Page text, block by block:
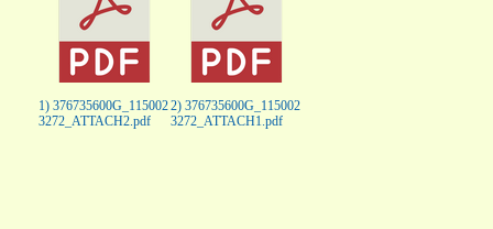
1) 376735600G_115002
3272_ATTACH2.pdf
2) 376735600G_115002
3272_ATTACH1.pdf